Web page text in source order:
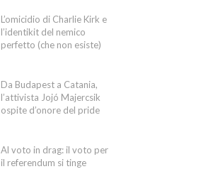
L’omicidio di Charlie Kirk e
l’identikit del nemico
perfetto (che non esiste)
Da Budapest a Catania,
l’attivista Jojó Majercsik
ospite d’onore del pride
Al voto in drag: il voto per
il referendum si tinge